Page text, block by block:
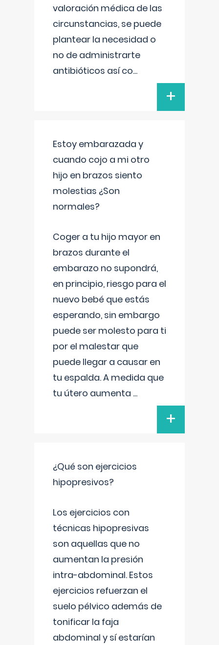
valoración médica de las
circunstancias, se puede
plantear la necesidad o
no de administrarte
antibióticos así co...
+
Estoy embarazada y
cuando cojo a mi otro
hijo en brazos siento
molestias ¿Son
normales?
Coger a tu hijo mayor en
brazos durante el
embarazo no supondrá,
en principio, riesgo para el
nuevo bebé que estás
esperando, sin embargo
puede ser molesto para ti
por el malestar que
puede llegar a causar en
tu espalda. A medida que
tu útero aumenta ...
+
¿Qué son ejercicios
hipopresivos?
Los ejercicios con
técnicas hipopresivas
son aquellas que no
aumentan la presión
intra-abdominal. Estos
ejercicios refuerzan el
suelo pélvico además de
tonificar la faja
abdominal y sí estarían